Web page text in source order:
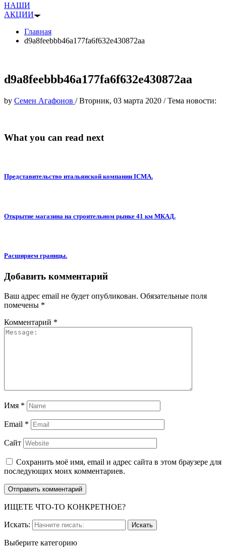
НАШИ
АКЦИИ
Главная
d9a8feebbb46a177fa6f632e430872aa
d9a8feebbb46a177fa6f632e430872aa
by Семен Агафонов /Вторник, 03 марта 2020 /Тема новости:
What you can read next
Представительство итальянской компании ICMA.
Открытие магазина на строительном рынке 41 км МКАД.
Расширяем границы.
Добавить комментарий
Ваш адрес email не будет опубликован. Обязательные поля
помечены *
Комментарий *
Имя *
Email *
Сайт
Сохранить моё имя, email и адрес сайта в этом браузере для
последующих моих комментариев.
ИЩЕТЕ ЧТО-ТО КОНКРЕТНОЕ?
Искать:
Выберите категорию